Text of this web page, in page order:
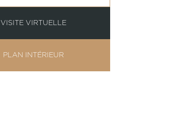
VISITE VIRTUELLE
PLAN INTÉRIEUR